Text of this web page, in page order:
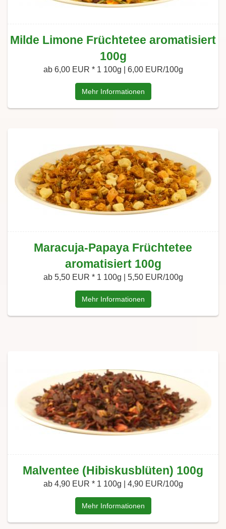
Milde Limone Früchtetee aromatisiert
100g
ab 6,00 EUR * 1 100g | 6,00 EUR/100g
Mehr Informationen
Maracuja-Papaya Früchtetee
aromatisiert 100g
ab 5,50 EUR * 1 100g | 5,50 EUR/100g
Mehr Informationen
Malventee (Hibiskusblüten) 100g
ab 4,90 EUR * 1 100g | 4,90 EUR/100g
Mehr Informationen